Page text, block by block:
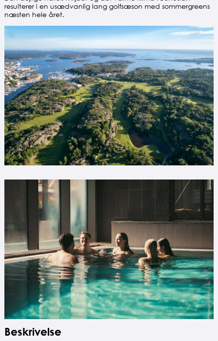
resulterer i en usædvanlig lang golfsæson med sommergreens
næsten hele året.
Beskrivelse